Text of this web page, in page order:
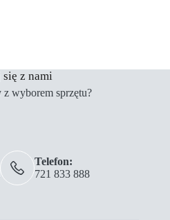
z nami
z wyborem sprzętu?
Telefon:
721 833 888